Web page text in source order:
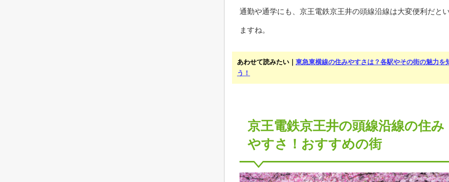
通勤や通学にも、京王電鉄京王井の頭線沿線は大変便利だとい
ますね。
あわせて読みたい｜ 東急東横線の住みやすさは？各駅やその街の魅力を
う！
京王電鉄京王井の頭線沿線の住み
やすさ！おすすめの街